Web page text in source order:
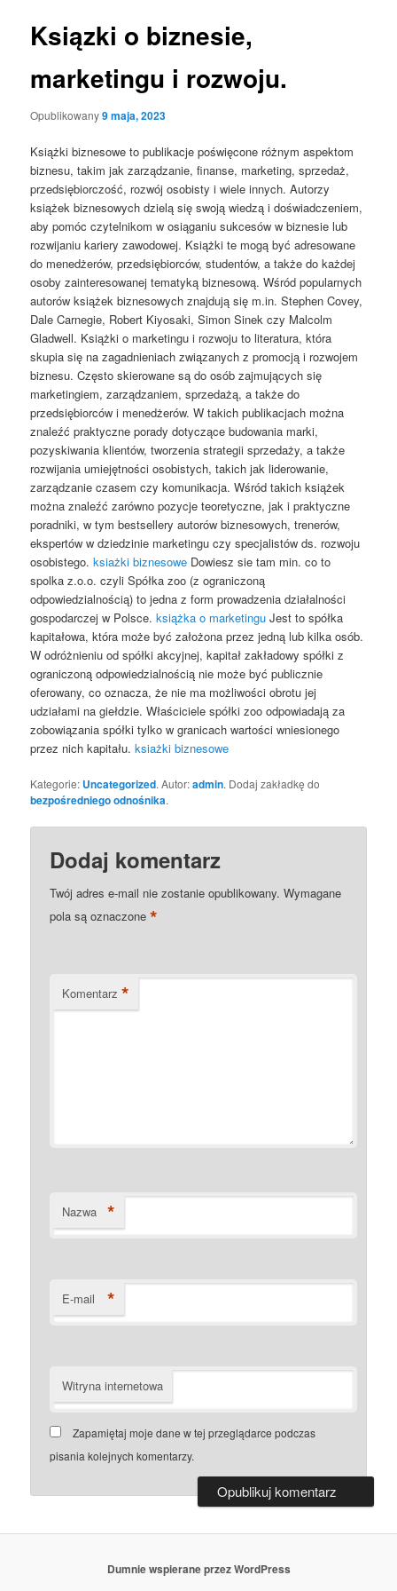
Ksiązki o biznesie,
marketingu i rozwoju.
Opublikowany9 maja, 2023
Książki biznesowe to publikacje poświęcone różnym aspektom
biznesu, takim jak zarządzanie, finanse, marketing, sprzedaż,
przedsiębiorczość, rozwój osobisty i wiele innych. Autorzy
książek biznesowych dzielą się swoją wiedzą i doświadczeniem,
aby pomóc czytelnikom w osiąganiu sukcesów w biznesie lub
rozwijaniu kariery zawodowej. Książki te mogą być adresowane
do menedżerów, przedsiębiorców, studentów, a także do każdej
osoby zainteresowanej tematyką biznesową. Wśród popularnych
autorów książek biznesowych znajdują się m.in. Stephen Covey,
Dale Carnegie, Robert Kiyosaki, Simon Sinek czy Malcolm
Gladwell. Książki o marketingu i rozwoju to literatura, która
skupia się na zagadnieniach związanych z promocją i rozwojem
biznesu. Często skierowane są do osób zajmujących się
marketingiem, zarządzaniem, sprzedażą, a także do
przedsiębiorców i menedżerów. W takich publikacjach można
znaleźć praktyczne porady dotyczące budowania marki,
pozyskiwania klientów, tworzenia strategii sprzedaży, a także
rozwijania umiejętności osobistych, takich jak liderowanie,
zarządzanie czasem czy komunikacja. Wśród takich książek
można znaleźć zarówno pozycje teoretyczne, jak i praktyczne
poradniki, w tym bestsellery autorów biznesowych, trenerów,
ekspertów w dziedzinie marketingu czy specjalistów ds. rozwoju
osobistego.ksiażki biznesowe Dowiesz sie tam min. co to
spolka z.o.o. czyli Spółka zoo (z ograniczoną
odpowiedzialnością) to jedna z form prowadzenia działalności
gospodarczej w Polsce.książka o marketingu Jest to spółka
kapitałowa, która może być założona przez jedną lub kilka osób.
W odróżnieniu od spółki akcyjnej, kapitał zakładowy spółki z
ograniczoną odpowiedzialnością nie może być publicznie
oferowany, co oznacza, że nie ma możliwości obrotu jej
udziałami na giełdzie. Właściciele spółki zoo odpowiadają za
zobowiązania spółki tylko w granicach wartości wniesionego
przez nich kapitału.ksiażki biznesowe
Kategorie: Uncategorized. Autor:admin. Dodaj zakładkę do
bezpośredniego odnośnika.
Dodaj komentarz
Twój adres e-mail nie zostanie opublikowany. Wymagane
pola są oznaczone*
Komentarz *
Nazwa *
E-mail *
Witryna internetowa
Zapamiętaj moje dane w tej przeglądarce podczas
pisania kolejnych komentarzy.
Dumnie wspierane przez WordPress